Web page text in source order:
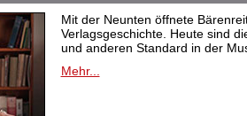
Mit der Neunten öffnete
Verlagsgeschichte. Heute sind
und anderen Standard in der
Mehr...